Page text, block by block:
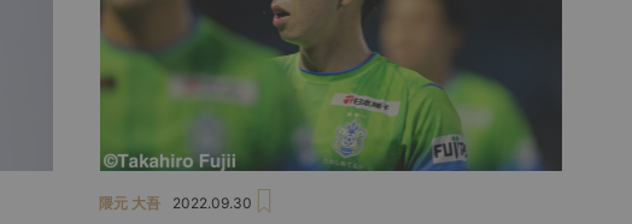
隈元 大吾 2022.09.30